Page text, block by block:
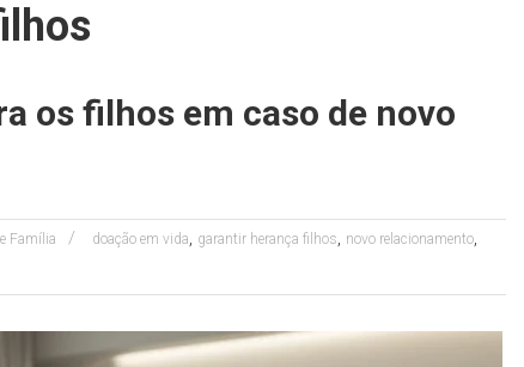
os filhos em caso de novo
Família doação em vida, garantir herança filhos, novo relacionamento,